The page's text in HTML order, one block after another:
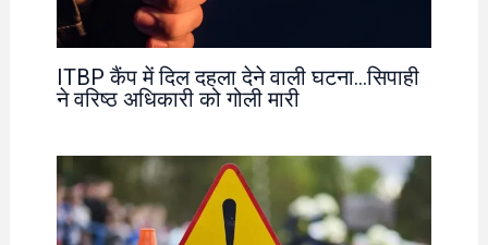
ITBP कैंप में दिल दहला देने वाली घटना…सिपाही
ने वरिष्ठ अधिकारी को गोली मारी